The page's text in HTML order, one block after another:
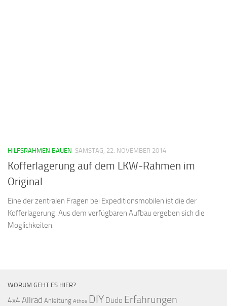
HILFSRAHMEN BAUEN SAMSTAG, 22. NOVEMBER 2014
Kofferlagerung auf dem LKW-Rahmen im
Original
Eine der zentralen Fragen bei Expeditionsmobilen ist die der
Kofferlagerung. Aus dem verfügbaren Aufbau ergeben sich die
Möglichkeiten.
WORUM GEHT ES HIER?
4x4 Allrad Anleitung Athos DIY Düdo Erfahrungen